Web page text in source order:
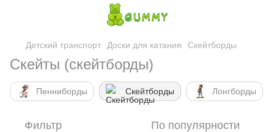
Детский транспорт Доски для катания Скейтборды
Скейты (скейтборды)
Пенниборды Скейтборды Лонгборды
Фильтр По популярности